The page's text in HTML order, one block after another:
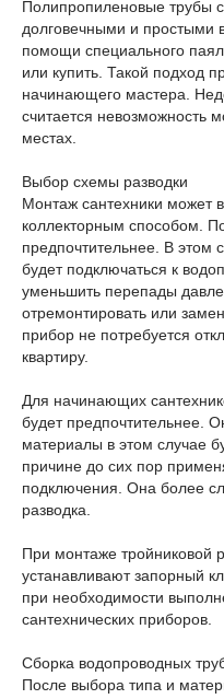
Полипропиленовые трубы
долговечными и простыми
помощи специального
или купить. Такой подход
начинающего мастера.
считается невозможность
местах.
Выбор схемы разводки
Монтаж сантехники может
коллекторным способом.
предпочтительнее. В этом
будет подключаться к
уменьшить перепады
отремонтировать или
прибор не потребуется
квартиру.
Для начинающих
будет предпочтительнее.
материалы в этом случае
причине до сих пор
подключения. Она более
разводка.
При монтаже тройниковой
устанавливают запорный
при необходимости
сантехнических приборов.
Сборка водопроводных
После выбора типа и